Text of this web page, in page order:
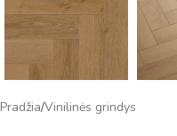
Pradžia/Vinilinės grindys